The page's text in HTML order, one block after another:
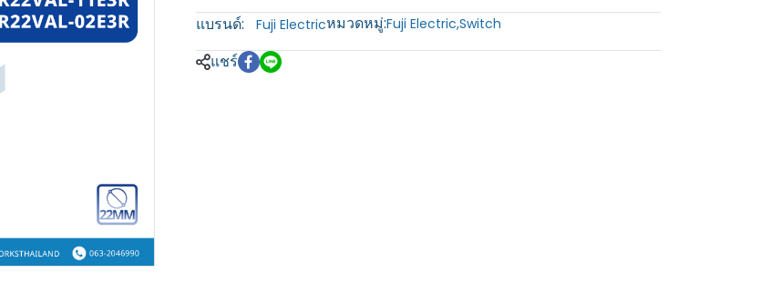
แบรนด์:
Fuji Electricหมวดหมู่:Fuji Electric,Switch
แชร์